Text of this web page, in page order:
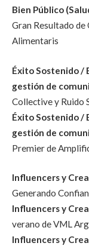
Bien Público
Gran Resultado de
Alimentaris
Éxito Sostenido /
gestión de
Collective y Ruido
Éxito Sostenido /
gestión de
Premier de
Influencers y
Generando
Influencers y
verano de VML
Influencers y